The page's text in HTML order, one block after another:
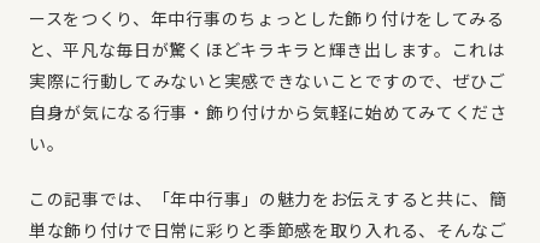
ースをつくり、年中行事のちょっとした飾り付けをしてみる
と、平凡な毎日が驚くほどキラキラと輝き出します。これは
実際に行動してみないと実感できないことですので、ぜひご
自身が気になる行事・飾り付けから気軽に始めてみてくださ
い。
この記事では、「年中行事」の魅力をお伝えすると共に、簡
単な飾り付けで日常に彩りと季節感を取り入れる、そんなご